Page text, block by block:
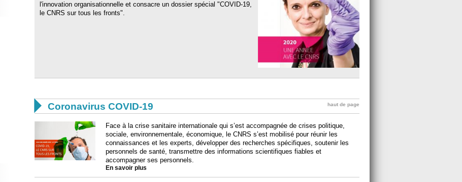
l'innovation organisationnelle et consacre un dossier spécial "COVID-19,
le CNRS sur tous les fronts".
 Coronavirus COVID-19 haut de page
Face à la crise sanitaire internationale qui s’est accompagnée de crises politique,
sociale, environnementale, économique, le CNRS s’est mobilisé pour réunir les
connaissances et les experts, développer des recherches spécifiques, soutenir les
personnels de santé, transmettre des informations scientifiques fiables et
accompagner ses personnels.
En savoir plus